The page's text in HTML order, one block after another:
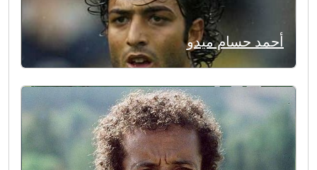
أحمد حسام ميدو